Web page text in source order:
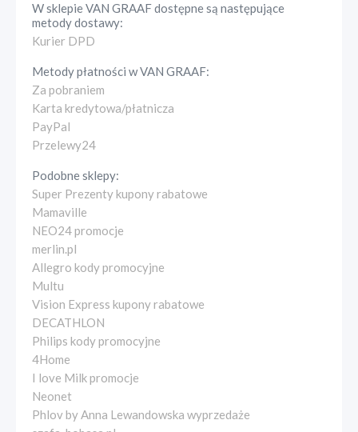
W sklepieVAN GRAAFdostępne są następujące
metody dostawy:
Kurier DPD
Metody płatności wVAN GRAAF:
Za pobraniem
Karta kredytowa/płatnicza
PayPal
Przelewy24
Podobne sklepy:
Super Prezenty kupony rabatowe
Mamaville
NEO24 promocje
merlin.pl
Allegro kody promocyjne
Multu
Vision Express kupony rabatowe
DECATHLON
Philips kody promocyjne
4Home
I love Milk promocje
Neonet
Phlov by Anna Lewandowska wyprzedaże